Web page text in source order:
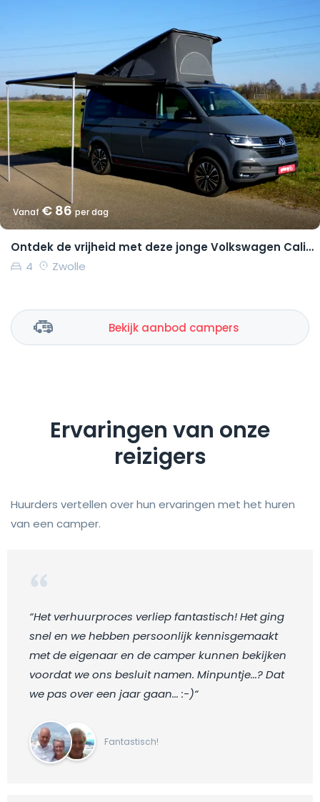
Vanaf€ 86per dag
Ontdek de vrijheid met deze jonge Volkswagen California Coast
4
Zwolle
Bekijk aanbod campers
Ervaringen van onze
reizigers
Huurders vertellen over hun ervaringen met het huren
van een camper.
“Het verhuurproces verliep fantastisch! Het ging
snel en we hebben persoonlijk kennisgemaakt
met de eigenaar en de camper kunnen bekijken
voordat we ons besluit namen. Minpuntje...? Dat
we pas over een jaar gaan... :-)“
Fantastisch!